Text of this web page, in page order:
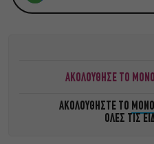
ΑΚΟΛΟΥΘΗΣΕ ΤΟ
ΑΚΟΛΟΥΘΗΣΤΕ ΤΟ
ΟΛΕΣ ΤΙΣ